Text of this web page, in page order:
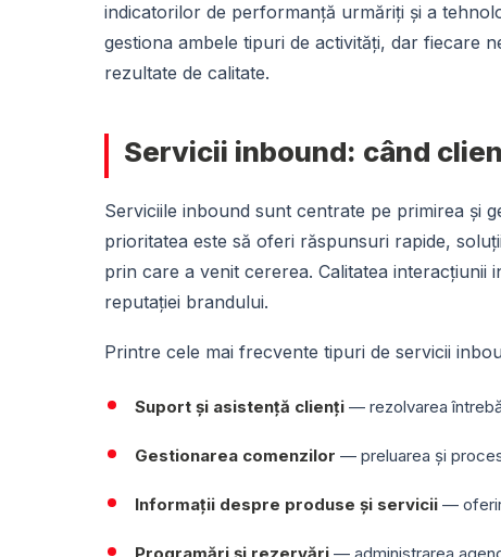
indicatorilor de performanță urmăriți și a
gestiona ambele tipuri de activități, dar fiecare
rezultate de calitate.
Servicii inbound: când
Serviciile inbound sunt centrate pe primirea și
prioritatea este să oferi răspunsuri rapide,
prin care a venit cererea. Calitatea
reputației brandului.
Printre cele mai frecvente tipuri de servicii
Suport și asistență clienți — rezolvarea
Gestionarea comenzilor — preluarea și
Informații despre produse și servicii —